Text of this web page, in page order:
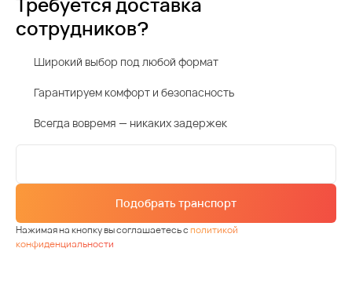
сотрудников?
Широкий выбор под любой формат
Гарантируем комфорт и безопасность
Всегда вовремя — никаких задержек
Подобрать транспорт
Нажимая на кнопку вы соглашаетесь сполитикой
конфиденциальности